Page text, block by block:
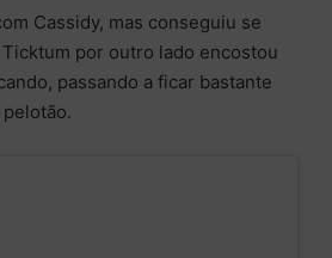
Cassidy, mas conseguiu se
por outro lado encostou
passando a ficar bastante